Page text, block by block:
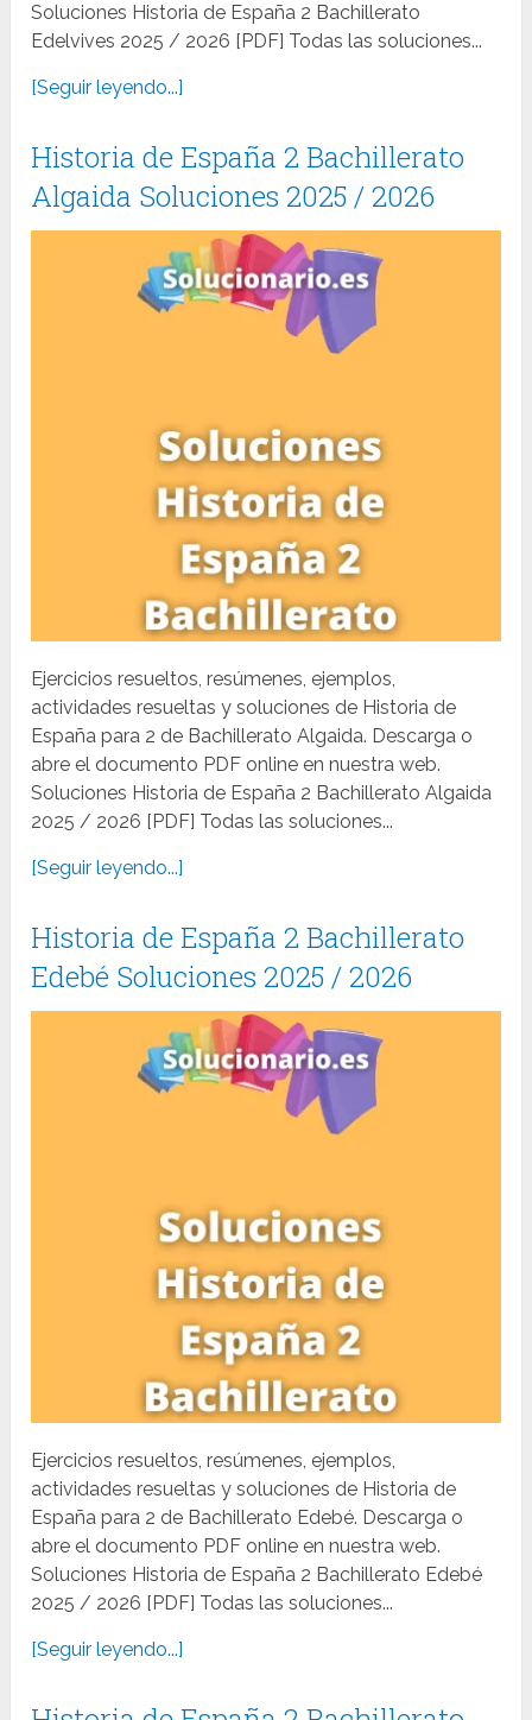
Soluciones Historia de España 2 Bachillerato
Edelvives 2025 / 2026 [PDF] Todas las soluciones...
[Seguir leyendo...]
Historia de España 2 Bachillerato
Algaida Soluciones 2025 / 2026
Ejercicios resueltos, resúmenes, ejemplos,
actividades resueltas y soluciones de Historia de
España para 2 de Bachillerato Algaida. Descarga o
abre el documento PDF online en nuestra web.
Soluciones Historia de España 2 Bachillerato Algaida
2025 / 2026 [PDF] Todas las soluciones...
[Seguir leyendo...]
Historia de España 2 Bachillerato
Edebé Soluciones 2025 / 2026
Ejercicios resueltos, resúmenes, ejemplos,
actividades resueltas y soluciones de Historia de
España para 2 de Bachillerato Edebé. Descarga o
abre el documento PDF online en nuestra web.
Soluciones Historia de España 2 Bachillerato Edebé
2025 / 2026 [PDF] Todas las soluciones...
[Seguir leyendo...]